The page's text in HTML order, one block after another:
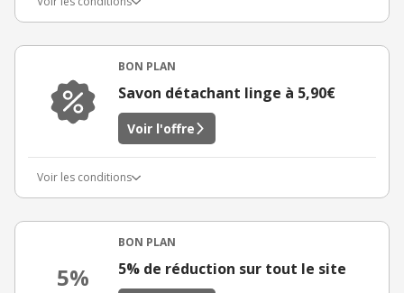
BON PLAN
Savon détachant linge à 5,90€
Voir l'offre
Voir les conditions
5%
BON PLAN
5% de réduction sur tout le site